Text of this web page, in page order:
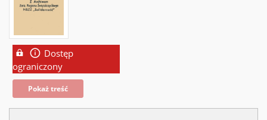
Dostęp
ograniczony
Pokaż treść